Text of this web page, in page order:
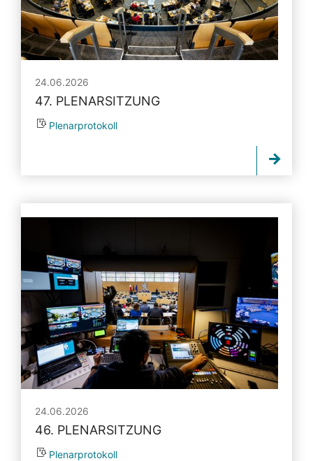
24.06.2026
47. PLENARSITZUNG
Plenarprotokoll
24.06.2026
46. PLENARSITZUNG
Plenarprotokoll